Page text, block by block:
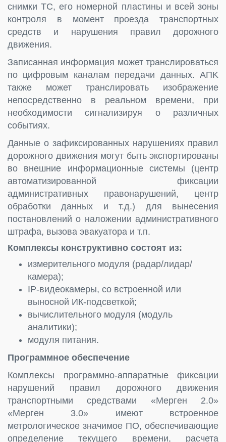
снимки TC, его номерной пластины и всей зоны
контроля в момент проезда транспортных
средств и нарушения правил дорожного
движения.
Записанная информация может транслироваться
по цифровым каналам передачи данных. AПK
также может транслировать изображение
непосредственно в реальном времени, при
необходимости сигнализируя о различных
событиях.
Данные о зафиксированных нарушениях правил
дорожного движения могут быть экспортированы
во внешние информационные системы (центр
автоматизированной фиксации
административных правонарушений, центр
обработки данных и т.д.) для вынесения
постановлений о наложении административного
штрафа, вызова эвакуатора и т.п.
Комплексы конструктивно состоят из:
измерительного модуля (радар/лидар/
камера);
ІР-видеокамеры, со встроенной или
выносной ИК-подсветкой;
вычислительного модуля (модуль
аналитики);
модуля питания.
Программное обеспечение
Комплексы программно-аппаратные фиксации
нарушений правил дорожного движения
транспортными средствами «Мерген 2.0»
«Мерген 3.0» имеют встроенное
метрологическое значимое ПО, обеспечивающие
определение текущего времени, расчета